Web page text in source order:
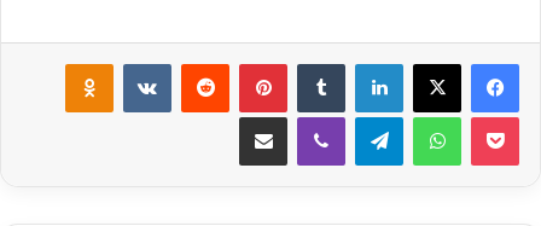
لينكدإن بينتيريست
واتساب